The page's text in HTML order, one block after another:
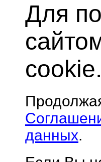
Для
cookie.
данных.